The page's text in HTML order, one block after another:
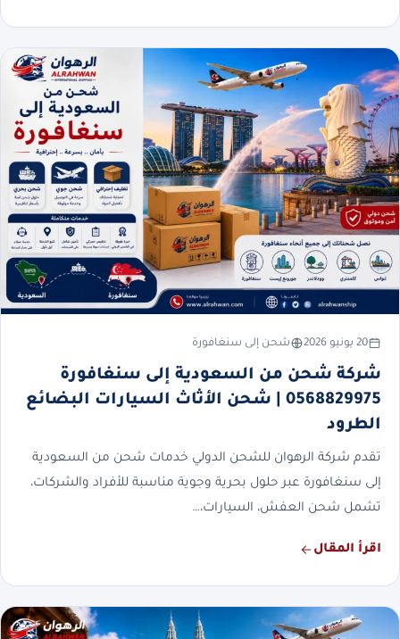
20 يونيو 2026 شحن إلى سنغافورة
شركة شحن من السعودية إلى سنغافورة
0568829975 | شحن الأثاث السيارات البضائع
الطرود
تقدم شركة الرهوان للشحن الدولي خدمات شحن من السعودية
إلى سنغافورة عبر حلول بحرية وجوية مناسبة للأفراد والشركات،
تشمل شحن العفش، السيارات،…
اقرأ المقال